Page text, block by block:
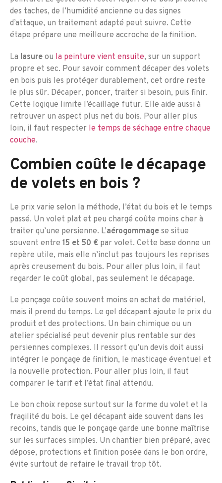
des taches, de l’humidité ancienne ou des signes
d’attaque, un traitement adapté peut suivre. Cette
étape prépare une meilleure accroche de la finition.
La lasure ou la peinture vient ensuite, sur un support
propre et sec. Pour savoir comment décaper des volets
en bois puis les protéger durablement, cet ordre reste
le plus sûr. Décaper, poncer, traiter si besoin, puis finir.
Cette logique limite l’écaillage futur. Elle aide aussi à
retrouver un aspect plus net du bois. Pour aller plus
loin, il faut respecter le temps de séchage entre chaque
couche.
Combien coûte le décapage
de volets en bois ?
Le prix varie selon la méthode, l’état du bois et le temps
passé. Un volet plat et peu chargé coûte moins cher à
traiter qu’une persienne. L’aérogommage se situe
souvent entre 15 et 50 € par volet. Cette base donne un
repère utile, mais elle n’inclut pas toujours les reprises
après creusement du bois. Pour aller plus loin, il faut
regarder le coût global, pas seulement le décapage.
Le ponçage coûte souvent moins en achat de matériel,
mais il prend du temps. Le gel décapant ajoute le prix du
produit et des protections. Un bain chimique ou un
atelier spécialisé peut devenir plus rentable sur des
persiennes complexes. Il ressort qu’un devis doit aussi
intégrer le ponçage de finition, le masticage éventuel et
la nouvelle protection. Pour aller plus loin, il faut
comparer le tarif et l’état final attendu.
Le bon choix repose surtout sur la forme du volet et la
fragilité du bois. Le gel décapant aide souvent dans les
recoins, tandis que le ponçage garde une bonne maîtrise
sur les surfaces simples. Un chantier bien préparé, avec
dépose, protections et finition posée dans le bon ordre,
évite surtout de refaire le travail trop tôt.